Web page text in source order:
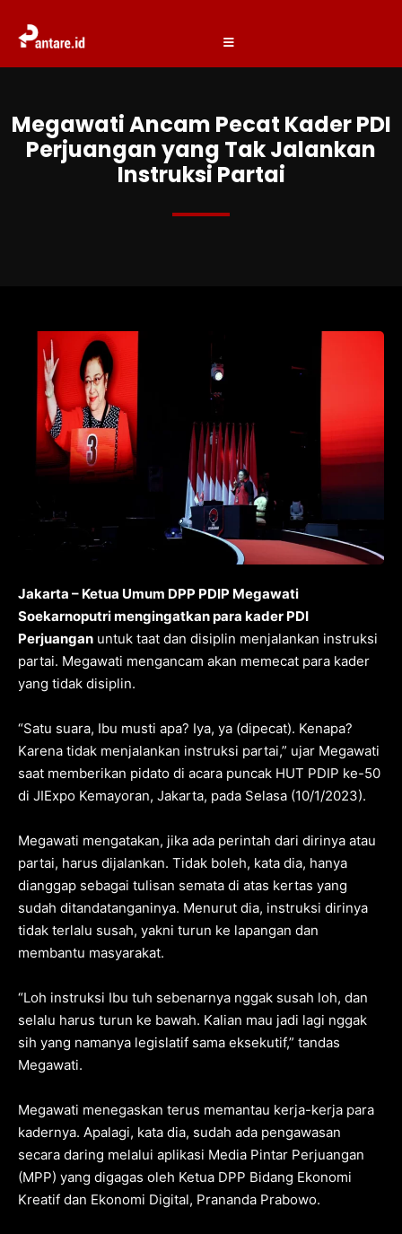
Megawati Ancam Pecat Kader PDI
Perjuangan yang Tak Jalankan
Instruksi Partai
Jakarta – Ketua Umum DPP PDIP Megawati
Soekarnoputri mengingatkan para kader PDI
Perjuangan untuk taat dan disiplin menjalankan instruksi
partai. Megawati mengancam akan memecat para kader
yang tidak disiplin.
“Satu suara, Ibu musti apa? Iya, ya (dipecat). Kenapa?
Karena tidak menjalankan instruksi partai,” ujar Megawati
saat memberikan pidato di acara puncak HUT PDIP ke-50
di JIExpo Kemayoran, Jakarta, pada Selasa (10/1/2023).
Megawati mengatakan, jika ada perintah dari dirinya atau
partai, harus dijalankan. Tidak boleh, kata dia, hanya
dianggap sebagai tulisan semata di atas kertas yang
sudah ditandatanganinya. Menurut dia, instruksi dirinya
tidak terlalu susah, yakni turun ke lapangan dan
membantu masyarakat.
“Loh instruksi Ibu tuh sebenarnya nggak susah loh, dan
selalu harus turun ke bawah. Kalian mau jadi lagi nggak
sih yang namanya legislatif sama eksekutif,” tandas
Megawati.
Megawati menegaskan terus memantau kerja-kerja para
kadernya. Apalagi, kata dia, sudah ada pengawasan
secara daring melalui aplikasi Media Pintar Perjuangan
(MPP) yang digagas oleh Ketua DPP Bidang Ekonomi
Kreatif dan Ekonomi Digital, Prananda Prabowo.